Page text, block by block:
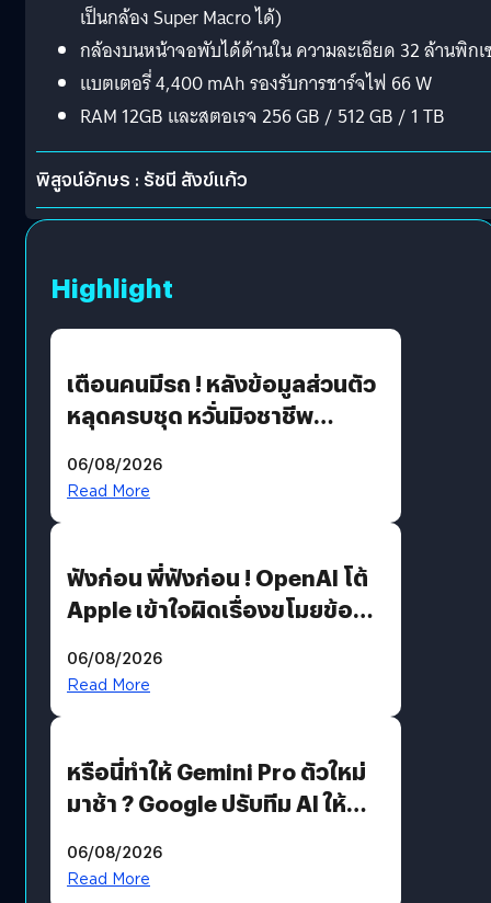
เป็นกล้อง Super Macro ได้)
กล้องบนหน้าจอพับได้ด้านใน ความละเอียด 32 ล้านพิก
แบตเตอรี่ 4,400 mAh รองรับการชาร์จไฟ 66 W
RAM 12GB และสตอเรจ 256 GB / 512 GB / 1 TB
พิสูจน์อักษร : รัชนี สังข์แก้ว
Highlight
เตือนคนมีรถ ! หลังข้อมูลส่วนตัว
หลุดครบชุด หวั่นมิจชาชีพ
รหัสผ่านหลุด ไม่ใช่แฮ็กเกอร์
06/08/2026
Read More
ฟังก่อน พี่ฟังก่อน ! OpenAI โต้
Apple เข้าใจผิดเรื่องขโมยข้อมูล
06/08/2026
Read More
หรือนี่ทำให้ Gemini Pro ตัวใหม่
มาช้า ? Google ปรับทีม AI ให้
AGI
06/08/2026
Read More